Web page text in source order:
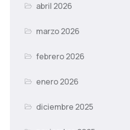
abril 2026
marzo 2026
febrero 2026
enero 2026
diciembre 2025